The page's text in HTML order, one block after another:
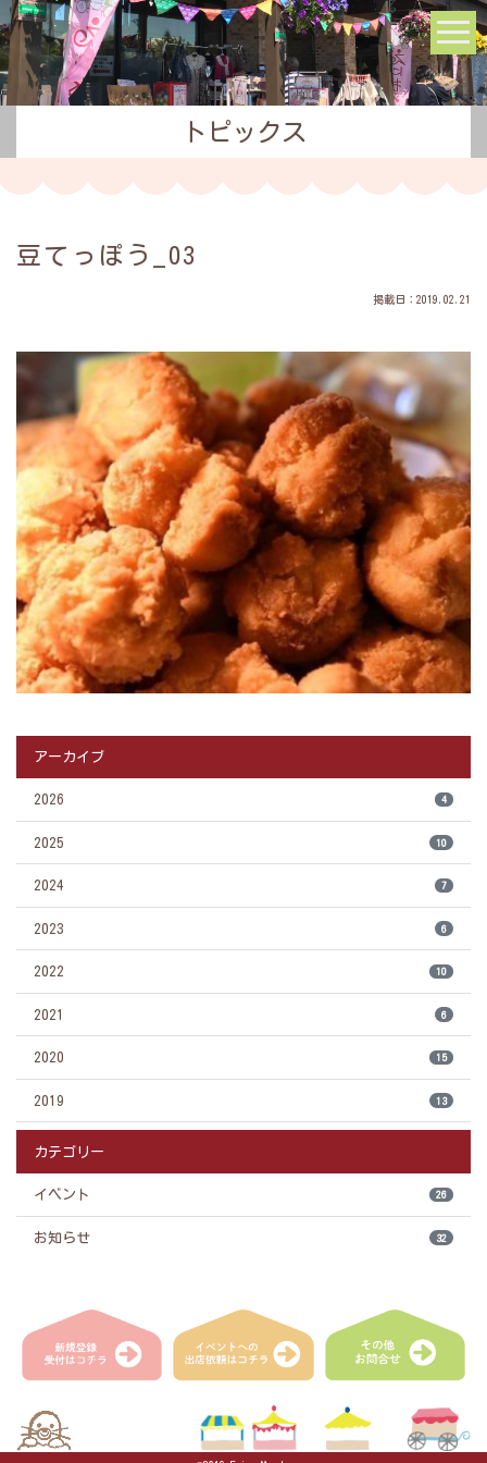
トピックス
豆てっぽう_03
掲載日：2019.02.21
アーカイブ
2026 4
2025 10
2024 7
2023 6
2022 10
2021 6
2020 15
2019 13
カテゴリー
イベント 26
お知らせ 32